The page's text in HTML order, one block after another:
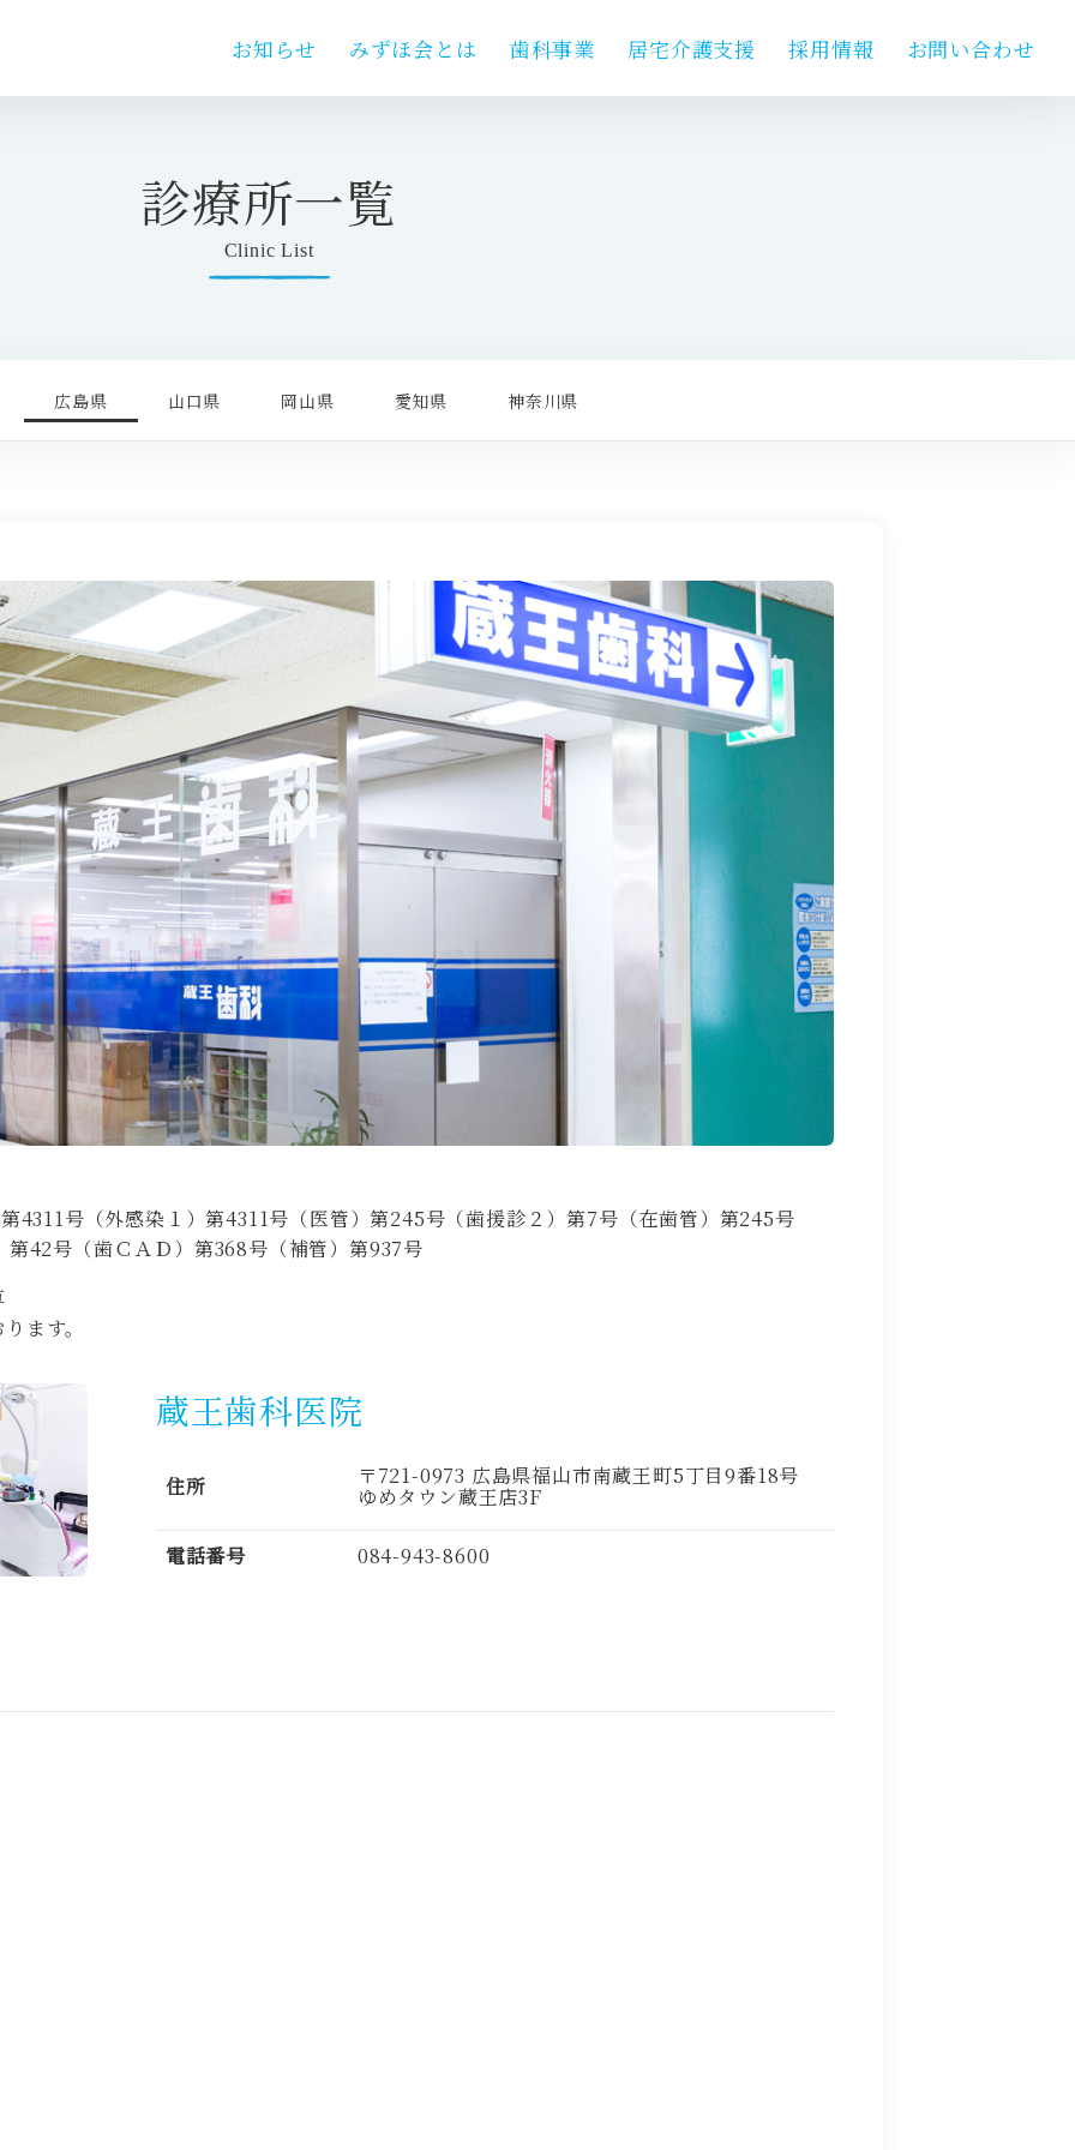
お知らせ みずほ会とは 歯科事業 居宅介護支援 採用情報 お問い合わせ
診療所一覧
Clinic List
広島県 山口県 岡山県 愛知県 神奈川県
4311号（外感染１）第4311号（医管）第245号（歯援診２）第7号（在歯管）第245号
42号（歯ＣＡＤ）第368号（補管）第937号
ます。
蔵王歯科医院
住所 〒721-0973 広島県福山市南蔵王町5丁目9番18号
ゆめタウン蔵王店3F
電話番号 084-943-8600